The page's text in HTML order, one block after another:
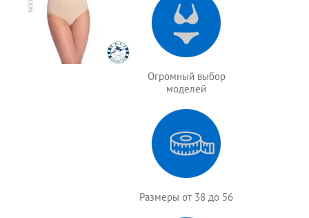
Огромный выбор
моделей
Размеры от 38 до 56